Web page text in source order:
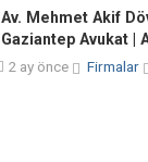
Av. Mehmet Akif
Gaziantep Avukat |
2 ay önce
Firmalar